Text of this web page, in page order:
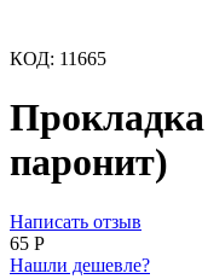
КОД: 11665
паронит)
Написать отзыв
‍65‍ Р
Нашли дешевле?